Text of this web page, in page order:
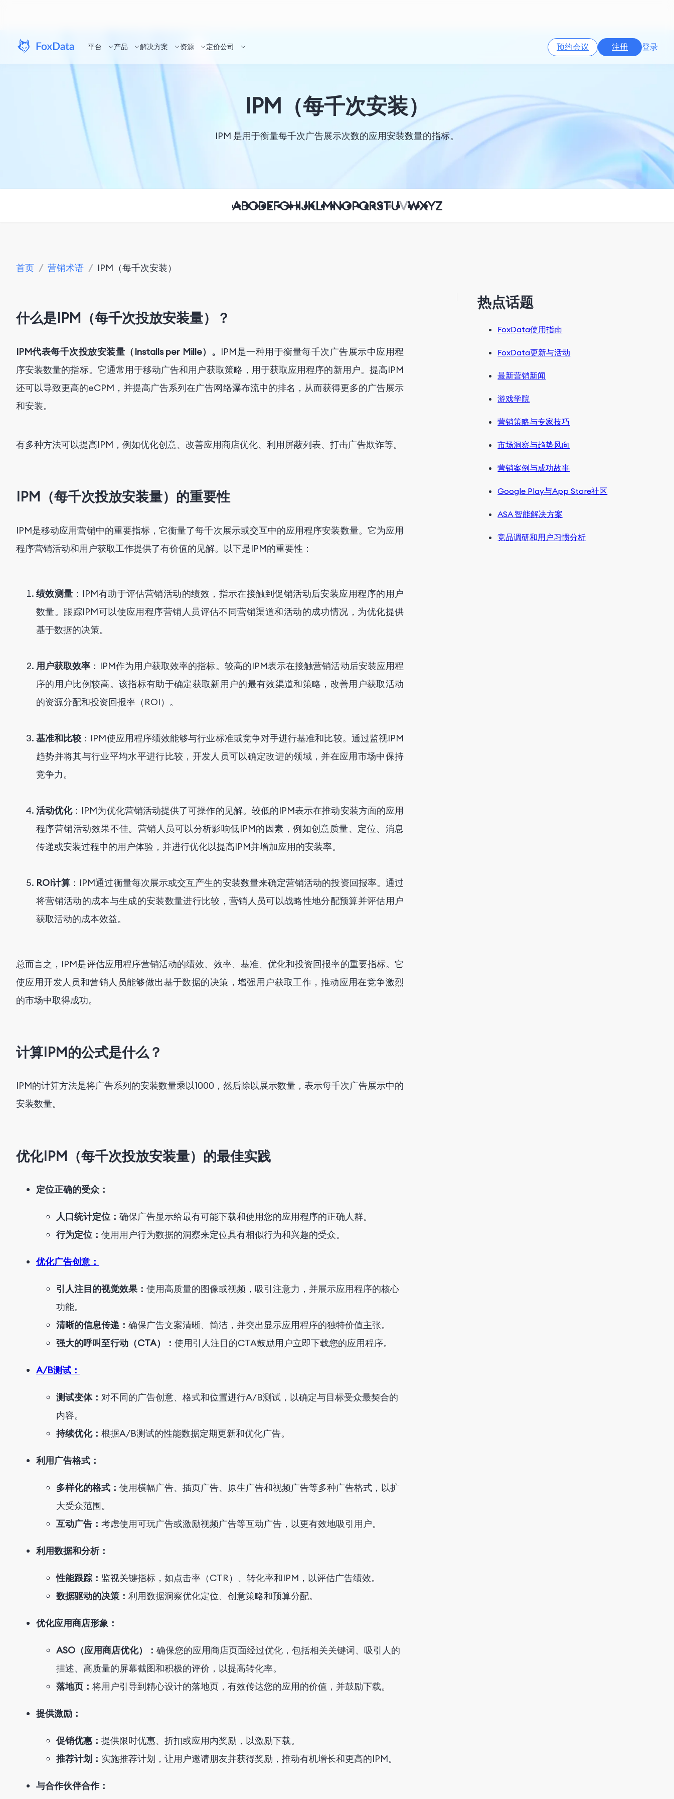
平台 产品 解决方案 资源 定价公司 预约会议 注册 登录
IPM（每千次安装）
IPM 是用于衡量每千次广告展示次数的应用安装数量的指标。
ABCDEFGHIJKLMNOPQRSTUVWXYZ
首页 / 营销术语 / IPM（每千次安装）
什么是IPM（每千次投放安装量）？
IPM代表每千次投放安装量（Installs per Mille）。 IPM是一种用于衡量每千次广告展示中应用程
序安装数量的指标。它通常用于移动广告和用户获取策略，用于获取应用程序的新用户。提高IPM
还可以导致更高的eCPM，并提高广告系列在广告网络瀑布流中的排名，从而获得更多的广告展示
和安装。
有多种方法可以提高IPM，例如优化创意、改善应用商店优化、利用屏蔽列表、打击广告欺诈等。
IPM（每千次投放安装量）的重要性
IPM是移动应用营销中的重要指标，它衡量了每千次展示或交互中的应用程序安装数量。它为应用
程序营销活动和用户获取工作提供了有价值的见解。以下是IPM的重要性：
绩效测量 ：IPM有助于评估营销活动的绩效，指示在接触到促销活动后安装应用程序的用户
数量。跟踪IPM可以使应用程序营销人员评估不同营销渠道和活动的成功情况，为优化提供
基于数据的决策。
用户获取效率 ：IPM作为用户获取效率的指标。较高的IPM表示在接触营销活动后安装应用程
序的用户比例较高。该指标有助于确定获取新用户的最有效渠道和策略，改善用户获取活动
的资源分配和投资回报率（ROI）。
基准和比较 ：IPM使应用程序绩效能够与行业标准或竞争对手进行基准和比较。通过监视IPM
趋势并将其与行业平均水平进行比较，开发人员可以确定改进的领域，并在应用市场中保持
竞争力。
活动优化：IPM为优化营销活动提供了可操作的见解。较低的IPM表示在推动安装方面的应用
程序营销活动效果不佳。营销人员可以分析影响低IPM的因素，例如创意质量、定位、消息
传递或安装过程中的用户体验，并进行优化以提高IPM并增加应用的安装率。
ROI计算 ：IPM通过衡量每次展示或交互产生的安装数量来确定营销活动的投资回报率。通过
将营销活动的成本与生成的安装数量进行比较，营销人员可以战略性地分配预算并评估用户
获取活动的成本效益。
总而言之，IPM是评估应用程序营销活动的绩效、效率、基准、优化和投资回报率的重要指标。它
使应用开发人员和营销人员能够做出基于数据的决策，增强用户获取工作，推动应用在竞争激烈
的市场中取得成功。
计算IPM的公式是什么？
IPM的计算方法是将广告系列的安装数量乘以1000，然后除以展示数量，表示每千次广告展示中的
安装数量。
优化IPM（每千次投放安装量）的最佳实践
定位正确的受众：
人口统计定位： 确保广告显示给最有可能下载和使用您的应用程序的正确人群。
行为定位： 使用用户行为数据的洞察来定位具有相似行为和兴趣的受众。
优化广告创意：
引人注目的视觉效果： 使用高质量的图像或视频，吸引注意力，并展示应用程序的核心
功能。
清晰的信息传递： 确保广告文案清晰、简洁，并突出显示应用程序的独特价值主张。
强大的呼叫至行动（CTA）： 使用引人注目的CTA鼓励用户立即下载您的应用程序。
A/B测试：
测试变体： 对不同的广告创意、格式和位置进行A/B测试，以确定与目标受众最契合的
内容。
持续优化： 根据A/B测试的性能数据定期更新和优化广告。
利用广告格式：
多样化的格式： 使用横幅广告、插页广告、原生广告和视频广告等多种广告格式，以扩
大受众范围。
互动广告： 考虑使用可玩广告或激励视频广告等互动广告，以更有效地吸引用户。
利用数据和分析：
性能跟踪： 监视关键指标，如点击率（CTR）、转化率和IPM，以评估广告绩效。
数据驱动的决策： 利用数据洞察优化定位、创意策略和预算分配。
优化应用商店形象：
ASO（应用商店优化）： 确保您的应用商店页面经过优化，包括相关关键词、吸引人的
描述、高质量的屏幕截图和积极的评价，以提高转化率。
落地页： 将用户引导到精心设计的落地页，有效传达您的应用的价值，并鼓励下载。
提供激励：
促销优惠： 提供限时优惠、折扣或应用内奖励，以激励下载。
推荐计划： 实施推荐计划，让用户邀请朋友并获得奖励，推动有机增长和更高的IPM。
与合作伙伴合作：
热点话题
FoxData使用指南
FoxData更新与活动
最新营销新闻
游戏学院
营销策略与专家技巧
市场洞察与趋势风向
营销案例与成功故事
Google Play与App Store社区
ASA 智能解决方案
竞品调研和用户习惯分析